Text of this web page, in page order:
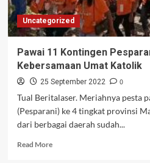
Uncategorized
Pawai 11 Kontingen
Kebersamaan Umat Katolik
25 September 2022
0
Tual Beritalaser. Meriahnya pesta
(Pesparani) ke 4 tingkat provinsi
dari berbagai daerah sudah...
Read MoreRead